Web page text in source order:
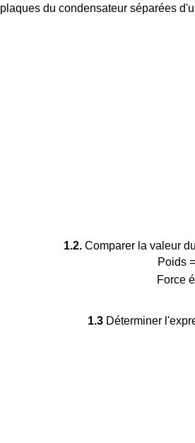
plaques du condensateur séparées
1.2.Comparer la valeur
Poids
Force
1.3Déterminer